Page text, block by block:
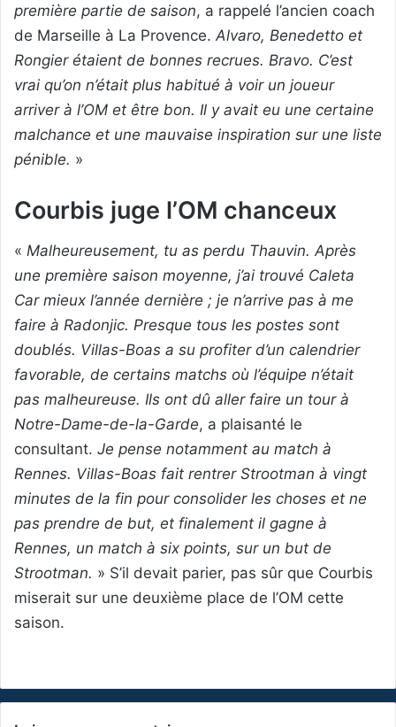
première partie de saison, a rappelé l’ancien coach
de Marseille à La Provence. Alvaro, Benedetto et
Rongier étaient de bonnes recrues. Bravo. C’est
vrai qu’on n’était plus habitué à voir un joueur
arriver à l’OM et être bon. Il y avait eu une certaine
malchance et une mauvaise inspiration sur une liste
pénible. »
Courbis juge l’OM chanceux
« Malheureusement, tu as perdu Thauvin. Après
une première saison moyenne, j’ai trouvé Caleta
Car mieux l’année dernière ; je n’arrive pas à me
faire à Radonjic. Presque tous les postes sont
doublés. Villas-Boas a su profiter d’un calendrier
favorable, de certains matchs où l’équipe n’était
pas malheureuse. Ils ont dû aller faire un tour à
Notre-Dame-de-la-Garde, a plaisanté le
consultant. Je pense notamment au match à
Rennes. Villas-Boas fait rentrer Strootman à vingt
minutes de la fin pour consolider les choses et ne
pas prendre de but, et finalement il gagne à
Rennes, un match à six points, sur un but de
Strootman. » S’il devait parier, pas sûr que Courbis
miserait sur une deuxième place de l’OM cette
saison.